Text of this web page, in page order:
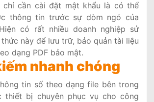
chỉ cần cài đặt mật khẩu là có thể
thông tin trước sự dòm ngó của
có rất nhiều doanh nghiệp sử
này để lưu trữ, bảo quản tài liệu
dạng PDF bảo mật.
nhanh chóng
tin số theo dạng file bên trong
thiết bị chuyên phục vụ cho công